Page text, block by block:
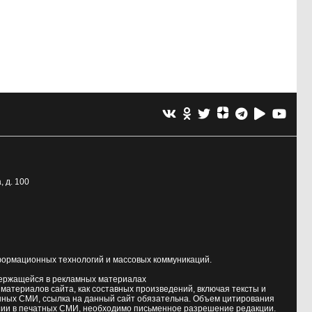
д. 100
технологий и массовых коммуникаций.
в рекламных материалах
сайта, как составных произведений, включая тексты и
СМИ, ссылка на данный сайт обязательна. Объем цитирования
в печатных СМИ, необходимо письменное разрешение редакции.